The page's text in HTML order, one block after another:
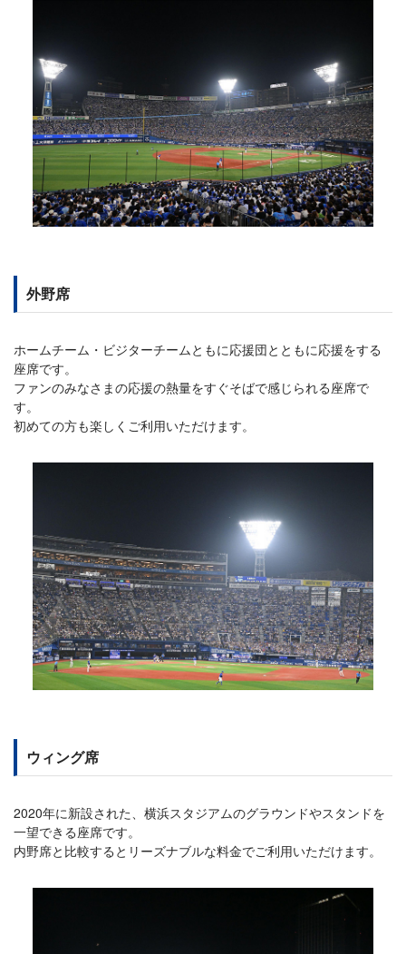
外野席
ホームチーム・ビジターチームともに応援団とともに応援をする
座席です。
ファンのみなさまの応援の熱量をすぐそばで感じられる座席で
す。
初めての方も楽しくご利用いただけます。
ウィング席
2020年に新設された、横浜スタジアムのグラウンドやスタンドを
一望できる座席です。
内野席と比較するとリーズナブルな料金でご利用いただけます。